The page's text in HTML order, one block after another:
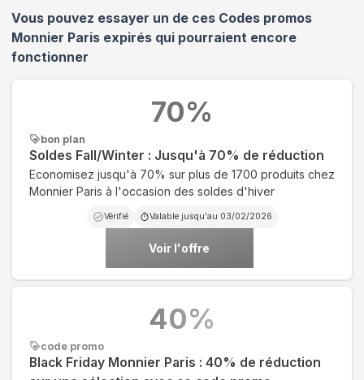
Vous pouvez essayer un de ces Codes promos
Monnier Paris expirés qui pourraient encore
fonctionner
bon plan
Soldes Fall/Winter : Jusqu'à 70% de réduction
Economisez jusqu'à 70% sur plus de 1700 produits chez
Monnier Paris à l'occasion des soldes d'hiver
Vérifié Valable jusqu'au 03/02/2026
Voir l'offre
70%
code promo
Black Friday Monnier Paris : 40% de réduction
40%